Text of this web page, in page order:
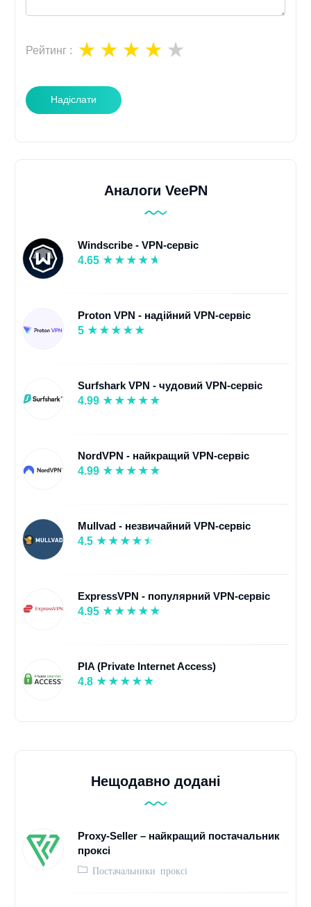
Рейтинг :
Надіслати
Аналоги VeePN
Windscribe - VPN-сервіс
4.65
Proton VPN - надійний VPN-сервіс
5
Surfshark VPN - чудовий VPN-сервіс
4.99
NordVPN - найкращий VPN-сервіс
4.99
Mullvad - незвичайний VPN-сервіс
4.5
ExpressVPN - популярний VPN-сервіс
4.95
PIA (Private Internet Access)
4.8
Нещодавно додані
Proxy-Seller – найкращий постачальник
проксі
Постачальники проксі